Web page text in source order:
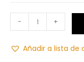
- +
Añadir a lista de